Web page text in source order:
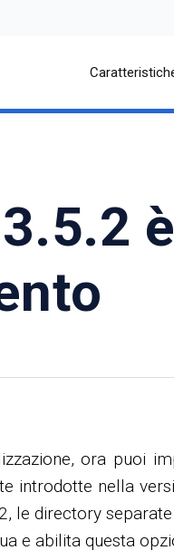
ora puoi
introdotte nella
le directory
e abilita questa